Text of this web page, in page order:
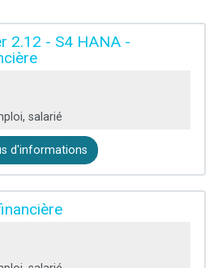
2.12 - S4 HANA -
salarié
d'informations